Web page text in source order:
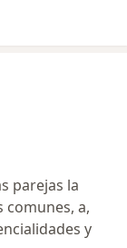
parejas la
comunes, a,
y